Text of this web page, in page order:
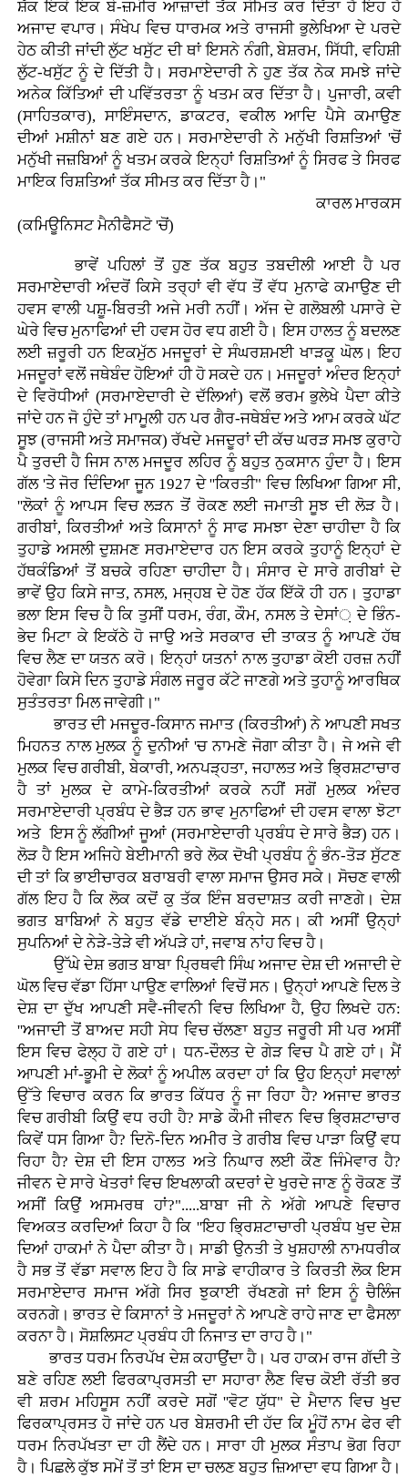
ਸ਼ੱਕ ਇਕੋ ਇਕ ਬੇ-ਜ਼ਮੀਰ ਆਜ਼ਾਦੀ ਤੱਕ ਸੀਮਤ ਕਰ ਦਿੱਤਾ ਹੈ ਇਹ ਹੈ
ਅਜਾਦ ਵਪਾਰ। ਸੰਖੇਪ ਵਿਚ ਧਾਰਮਕ ਅਤੇ ਰਾਜਸੀ ਭੁਲੇਖਿਆ ਦੇ ਪਰਦੇ
ਹੇਠ ਕੀਤੀ ਜਾਂਦੀ ਲੁੱਟ ਖਸੁੱਟ ਦੀ ਥਾਂ ਇਸਨੇ ਨੰਗੀ, ਬੇਸ਼ਰਮ, ਸਿੱਧੀ, ਵਹਿਸ਼ੀ
ਲੁੱਟ-ਖਸੁੱਟ ਨੂੰ ਦੇ ਦਿੱਤੀ ਹੈ। ਸਰਮਾਏਦਾਰੀ ਨੇ ਹੁਣ ਤੱਕ ਨੇਕ ਸਮਝੇ ਜਾਂਦੇ
ਅਨੇਕ ਕਿੱਤਿਆਂ ਦੀ ਪਵਿੱਤਰਤਾ ਨੂੰ ਖਤਮ ਕਰ ਦਿੱਤਾ ਹੈ। ਪੁਜਾਰੀ, ਕਵੀ
(ਸਾਹਿਤਕਾਰ), ਸਾਇੰਸਦਾਨ, ਡਾਕਟਰ, ਵਕੀਲ ਆਦਿ ਪੈਸੇ ਕਮਾਉਣ
ਦੀਆਂ ਮਸ਼ੀਨਾਂ ਬਣ ਗਏ ਹਨ। ਸਰਮਾਏਦਾਰੀ ਨੇ ਮਨੁੱਖੀ ਰਿਸ਼ਤਿਆਂ 'ਚੋਂ
ਮਨੁੱਖੀ ਜਜ਼ਬਿਆਂ ਨੂੰ ਖਤਮ ਕਰਕੇ ਇਨ੍ਹਾਂ ਰਿਸ਼ਤਿਆਂ ਨੂੰ ਸਿਰਫ ਤੇ ਸਿਰਫ
ਮਾਇਕ ਰਿਸ਼ਤਿਆਂ ਤੱਕ ਸੀਮਤ ਕਰ ਦਿੱਤਾ ਹੈ।"
ਕਾਰਲ ਮਾਰਕਸ
(ਕਮਿਊਨਿਸਟ ਮੈਨੀਫੈਸਟੋ 'ਚੋਂ)
ਭਾਵੇਂ ਪਹਿਲਾਂ ਤੋਂ ਹੁਣ ਤੱਕ ਬਹੁਤ ਤਬਦੀਲੀ ਆਈ ਹੈ ਪਰ
ਸਰਮਾਏਦਾਰੀ ਅੰਦਰੋਂ ਕਿਸੇ ਤਰ੍ਹਾਂ ਵੀ ਵੱਧ ਤੋਂ ਵੱਧ ਮੁਨਾਫੇ ਕਮਾਉਣ ਦੀ
ਹਵਸ ਵਾਲੀ ਪਸ਼ੂ-ਬਿਰਤੀ ਅਜੇ ਮਰੀ ਨਹੀਂ। ਅੱਜ ਦੇ ਗਲੋਬਲੀ ਪਸਾਰੇ ਦੇ
ਘੇਰੇ ਵਿਚ ਮੁਨਾਫਿਆਂ ਦੀ ਹਵਸ ਹੋਰ ਵਧ ਗਈ ਹੈ। ਇਸ ਹਾਲਤ ਨੂੰ ਬਦਲਣ
ਲਈ ਜ਼ਰੂਰੀ ਹਨ ਇਕਮੁੱਠ ਮਜਦੂਰਾਂ ਦੇ ਸੰਘਰਸ਼ਮਈ ਖਾੜਕੂ ਘੋਲ। ਇਹ
ਮਜਦੂਰਾਂ ਵਲੋਂ ਜਥੇਬੰਦ ਹੋਇਆਂ ਹੀ ਹੋ ਸਕਦੇ ਹਨ। ਮਜਦੂਰਾਂ ਅੰਦਰ ਇਨ੍ਹਾਂ
ਦੇ ਵਿਰੋਧੀਆਂ (ਸਰਮਾਏਦਾਰੀ ਦੇ ਦੱਲਿਆਂ) ਵਲੋਂ ਭਰਮ ਭੁਲੇਖੇ ਪੈਦਾ ਕੀਤੇ
ਜਾਂਦੇ ਹਨ ਜੋ ਹੁੰਦੇ ਤਾਂ ਮਾਮੂਲੀ ਹਨ ਪਰ ਗੈਰ-ਜਥੇਬੰਦ ਅਤੇ ਆਮ ਕਰਕੇ ਘੱਟ
ਸੂਝ (ਰਾਜਸੀ ਅਤੇ ਸਮਾਜਕ) ਰੱਖਦੇ ਮਜਦੂਰਾਂ ਦੀ ਕੱਚ ਘਰੜ ਸਮਝ ਕੁਰਾਹੇ
ਪੈ ਤੁਰਦੀ ਹੈ ਜਿਸ ਨਾਲ ਮਜਦੂਰ ਲਹਿਰ ਨੂੰ ਬਹੁਤ ਨੁਕਸਾਨ ਹੁੰਦਾ ਹੈ। ਇਸ
ਗੱਲ 'ਤੇ ਜੋਰ ਦਿੰਦਿਆ ਜੂਨ 1927 ਦੇ ''ਕਿਰਤੀ" ਵਿਚ ਲਿਖਿਆ ਗਿਆ ਸੀ,
''ਲੋਕਾਂ ਨੂੰ ਆਪਸ ਵਿਚ ਲੜਨ ਤੋਂ ਰੋਕਣ ਲਈ ਜਮਾਤੀ ਸੂਝ ਦੀ ਲੋੜ ਹੈ।
ਗਰੀਬਾਂ, ਕਿਰਤੀਆਂ ਅਤੇ ਕਿਸਾਨਾਂ ਨੂੰ ਸਾਫ ਸਮਝਾ ਦੇਣਾ ਚਾਹੀਦਾ ਹੈ ਕਿ
ਤੁਹਾਡੇ ਅਸਲੀ ਦੁਸ਼ਮਣ ਸਰਮਾਏਦਾਰ ਹਨ ਇਸ ਕਰਕੇ ਤੁਹਾਨੂੰ ਇਨ੍ਹਾਂ ਦੇ
ਹੱਥਕੰਡਿਆਂ ਤੋਂ ਬਚਕੇ ਰਹਿਣਾ ਚਾਹੀਦਾ ਹੈ। ਸੰਸਾਰ ਦੇ ਸਾਰੇ ਗਰੀਬਾਂ ਦੇ
ਭਾਵੇਂ ਉਹ ਕਿਸੇ ਜਾਤ, ਨਸਲ, ਮਜ੍ਹਬ ਦੇ ਹੋਣ ਹੱਕ ਇੱਕੋ ਹੀ ਹਨ। ਤੁਹਾਡਾ
ਭਲਾ ਇਸ ਵਿਚ ਹੈ ਕਿ ਤੁਸੀਂ ਧਰਮ, ਰੰਗ, ਕੌਮ, ਨਸਲ ਤੇ ਦੇਸਾਂ਼ ਦੇ ਭਿੰਨ-
ਭੇਦ ਮਿਟਾ ਕੇ ਇਕੱਠੇ ਹੋ ਜਾਉ ਅਤੇ ਸਰਕਾਰ ਦੀ ਤਾਕਤ ਨੂੰ ਆਪਣੇ ਹੱਥ
ਵਿਚ ਲੈਣ ਦਾ ਯਤਨ ਕਰੋ। ਇਨ੍ਹਾਂ ਯਤਨਾਂ ਨਾਲ ਤੁਹਾਡਾ ਕੋਈ ਹਰਜ਼ ਨਹੀਂ
ਹੋਵੇਗਾ ਕਿਸੇ ਦਿਨ ਤੁਹਾਡੇ ਸੰਗਲ ਜਰੂਰ ਕੱਟੇ ਜਾਣਗੇ ਅਤੇ ਤੁਹਾਨੂੰ ਆਰਥਿਕ
ਸੁਤੰਤਰਤਾ ਮਿਲ ਜਾਵੇਗੀ।"
ਭਾਰਤ ਦੀ ਮਜਦੂਰ-ਕਿਸਾਨ ਜਮਾਤ (ਕਿਰਤੀਆਂ) ਨੇ ਆਪਣੀ ਸਖਤ
ਮਿਹਨਤ ਨਾਲ ਮੁਲਕ ਨੂੰ ਦੁਨੀਆਂ 'ਚ ਨਾਮਣੇ ਜੋਗਾ ਕੀਤਾ ਹੈ। ਜੇ ਅਜੇ ਵੀ
ਮੁਲਕ ਵਿਚ ਗਰੀਬੀ, ਬੇਕਾਰੀ, ਅਨਪੜ੍ਹਤਾ, ਜਹਾਲਤ ਅਤੇ ਭ੍ਰਿਸ਼ਟਾਚਾਰ
ਹੈ ਤਾਂ ਮੁਲਕ ਦੇ ਕਾਮੇ-ਕਿਰਤੀਆਂ ਕਰਕੇ ਨਹੀਂ ਸਗੋਂ ਮੁਲਕ ਅੰਦਰ
ਸਰਮਾਏਦਾਰੀ ਪ੍ਰਬੰਧ ਦੇ ਭੈੜ ਹਨ ਭਾਵ ਮੁਨਾਫਿਆਂ ਦੀ ਹਵਸ ਵਾਲਾ ਝੋਟਾ
ਅਤੇ ਇਸ ਨੂੰ ਲੱਗੀਆਂ ਜੂਆਂ (ਸਰਮਾਏਦਾਰੀ ਪ੍ਰਬੰਧ ਦੇ ਸਾਰੇ ਭੈੜ) ਹਨ।
ਲੋੜ ਹੈ ਇਸ ਅਜਿਹੇ ਬੇਈਮਾਨੀ ਭਰੇ ਲੋਕ ਦੋਖੀ ਪ੍ਰਬੰਧ ਨੂੰ ਭੰਨ-ਤੋੜ ਸੁੱਟਣ
ਦੀ ਤਾਂ ਕਿ ਭਾਈਚਾਰਕ ਬਰਾਬਰੀ ਵਾਲਾ ਸਮਾਜ ਉਸਰ ਸਕੇ। ਸੋਚਣ ਵਾਲੀ
ਗੱਲ ਇਹ ਹੈ ਕਿ ਲੋਕ ਕਦੋਂ ਕੁ ਤੱਕ ਇੰਜ ਬਰਦਾਸ਼ਤ ਕਰੀ ਜਾਣਗੇ। ਦੇਸ਼
ਭਗਤ ਬਾਬਿਆਂ ਨੇ ਬਹੁਤ ਵੱਡੇ ਦਾਈਏ ਬੰਨ੍ਹੇ ਸਨ। ਕੀ ਅਸੀਂ ਉਨ੍ਹਾਂ
ਸੁਪਨਿਆਂ ਦੇ ਨੇੜੇ-ਤੇੜੇ ਵੀ ਅੱਪੜੇ ਹਾਂ, ਜਵਾਬ ਨਾਂਹ ਵਿਚ ਹੈ।
ਉੱਘੇ ਦੇਸ਼ ਭਗਤ ਬਾਬਾ ਪ੍ਰਿਥਵੀ ਸਿੰਘ ਅਜਾਦ ਦੇਸ਼ ਦੀ ਅਜਾਦੀ ਦੇ
ਘੋਲ ਵਿਚ ਵੱਡਾ ਹਿੱਸਾ ਪਾਉਣ ਵਾਲਿਆਂ ਵਿਚੋਂ ਸਨ। ਉਨ੍ਹਾਂ ਆਪਣੇ ਦਿਲ ਤੇ
ਦੇਸ਼ ਦਾ ਦੁੱਖ ਆਪਣੀ ਸਵੈ-ਜੀਵਨੀ ਵਿਚ ਲਿਖਿਆ ਹੈ, ਉਹ ਲਿਖਦੇ ਹਨ:
''ਅਜਾਦੀ ਤੋਂ ਬਾਅਦ ਸਹੀ ਸੇਧ ਵਿਚ ਚੱਲਣਾ ਬਹੁਤ ਜਰੂਰੀ ਸੀ ਪਰ ਅਸੀਂ
ਇਸ ਵਿਚ ਫੇਲ੍ਹ ਹੋ ਗਏ ਹਾਂ। ਧਨ-ਦੌਲਤ ਦੇ ਗੇੜ ਵਿਚ ਪੈ ਗਏ ਹਾਂ। ਮੈਂ
ਆਪਣੀ ਮਾਂ-ਭੂਮੀ ਦੇ ਲੋਕਾਂ ਨੂੰ ਅਪੀਲ ਕਰਦਾ ਹਾਂ ਕਿ ਉਹ ਇਨ੍ਹਾਂ ਸਵਾਲਾਂ
ਉੱਤੇ ਵਿਚਾਰ ਕਰਨ ਕਿ ਭਾਰਤ ਕਿੱਧਰ ਨੂੰ ਜਾ ਰਿਹਾ ਹੈ? ਅਜਾਦ ਭਾਰਤ
ਵਿਚ ਗਰੀਬੀ ਕਿਉਂ ਵਧ ਰਹੀ ਹੈ? ਸਾਡੇ ਕੌਮੀ ਜੀਵਨ ਵਿਚ ਭ੍ਰਿਸ਼ਟਾਚਾਰ
ਕਿਵੇਂ ਧਸ ਗਿਆ ਹੈ? ਦਿਨੋ-ਦਿਨ ਅਮੀਰ ਤੇ ਗਰੀਬ ਵਿਚ ਪਾੜਾ ਕਿਉਂ ਵਧ
ਰਿਹਾ ਹੈ? ਦੇਸ਼ ਦੀ ਇਸ ਹਾਲਤ ਅਤੇ ਨਿਘਾਰ ਲਈ ਕੌਣ ਜਿੰਮੇਵਾਰ ਹੈ?
ਜੀਵਨ ਦੇ ਸਾਰੇ ਖੇਤਰਾਂ ਵਿਚ ਇਖਲਾਕੀ ਕਦਰਾਂ ਦੇ ਖੁਰਦੇ ਜਾਣ ਨੂੰ ਰੋਕਣ ਤੋਂ
ਅਸੀਂ ਕਿਉਂ ਅਸਮਰਥ ਹਾਂ?".....ਬਾਬਾ ਜੀ ਨੇ ਅੱਗੇ ਆਪਣੇ ਵਿਚਾਰ
ਵਿਅਕਤ ਕਰਦਿਆਂ ਕਿਹਾ ਹੈ ਕਿ ''ਇਹ ਭ੍ਰਿਸ਼ਟਾਚਾਰੀ ਪ੍ਰਬੰਧ ਖੁਦ ਦੇਸ਼
ਦਿਆਂ ਹਾਕਮਾਂ ਨੇ ਪੈਦਾ ਕੀਤਾ ਹੈ। ਸਾਡੀ ਉਨਤੀ ਤੇ ਖੁਸ਼ਹਾਲੀ ਨਾਮਧਰੀਕ
ਹੈ ਸਭ ਤੋਂ ਵੱਡਾ ਸਵਾਲ ਇਹ ਹੈ ਕਿ ਸਾਡੇ ਵਾਹੀਕਾਰ ਤੇ ਕਿਰਤੀ ਲੋਕ ਇਸ
ਸਰਮਾਏਦਾਰ ਸਮਾਜ ਅੱਗੇ ਸਿਰ ਝੁਕਾਈ ਰੱਖਣਗੇ ਜਾਂ ਇਸ ਨੂੰ ਚੈਲਿੰਜ
ਕਰਨਗੇ। ਭਾਰਤ ਦੇ ਕਿਸਾਨਾਂ ਤੇ ਮਜਦੂਰਾਂ ਨੇ ਆਪਣੇ ਰਾਹੇ ਜਾਣ ਦਾ ਫੈਸਲਾ
ਕਰਨਾ ਹੈ। ਸੋਸ਼ਲਿਸਟ ਪ੍ਰਬੰਧ ਹੀ ਨਿਜਾਤ ਦਾ ਰਾਹ ਹੈ।"
ਭਾਰਤ ਧਰਮ ਨਿਰਪੱਖ ਦੇਸ਼ ਕਹਾਉਂਦਾ ਹੈ। ਪਰ ਹਾਕਮ ਰਾਜ ਗੱਦੀ ਤੇ
ਬਣੇ ਰਹਿਣ ਲਈ ਫਿਰਕਾਪ੍ਰਸਤੀ ਦਾ ਸਹਾਰਾ ਲੈਣ ਵਿਚ ਕੋਈ ਰੱਤੀ ਭਰ
ਵੀ ਸ਼ਰਮ ਮਹਿਸੂਸ ਨਹੀਂ ਕਰਦੇ ਸਗੋਂ ''ਵੋਟ ਯੁੱਧ" ਦੇ ਮੈਦਾਨ ਵਿਚ ਖੁਦ
ਫਿਰਕਾਪ੍ਰਸਤ ਹੋ ਜਾਂਦੇ ਹਨ ਪਰ ਬੇਸ਼ਰਮੀ ਦੀ ਹੱਦ ਕਿ ਮੂੰਹੋਂ ਨਾਮ ਫੇਰ ਵੀ
ਧਰਮ ਨਿਰਪੱਖਤਾ ਦਾ ਹੀ ਲੈਂਦੇ ਹਨ। ਸਾਰਾ ਹੀ ਮੁਲਕ ਸੰਤਾਪ ਭੋਗ ਰਿਹਾ
ਹੈ। ਪਿਛਲੇ ਕੁੱਝ ਸਮੇਂ ਤੋਂ ਤਾਂ ਇਸ ਦਾ ਚਲਣ ਬਹੁਤ ਜ਼ਿਆਦਾ ਵਧ ਗਿਆ ਹੈ।